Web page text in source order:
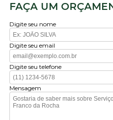
FAÇA UM
Digite seu nome
Digite seu email
Digite seu telefone
Mensagem